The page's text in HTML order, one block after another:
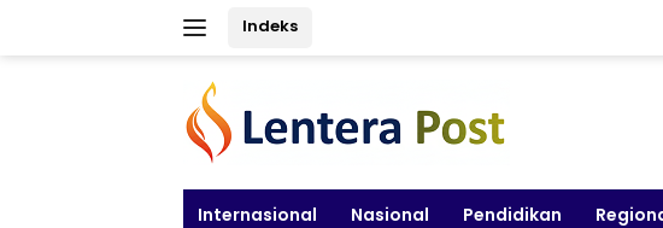
Indeks
Internasional Nasional Pendidikan